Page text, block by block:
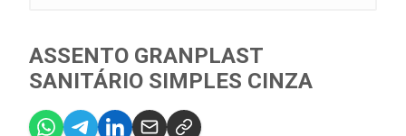
ASSENTO GRANPLAST
SANITÁRIO SIMPLES CINZA